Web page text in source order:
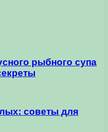
рыбного супа
советы для